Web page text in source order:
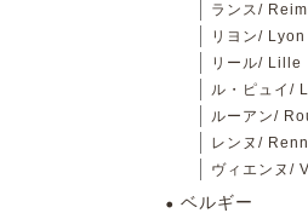
ランス/
リヨン/ Lyon
リール/ Lille
ル・ピュイ/
ルーアン/
レンヌ/
ヴィエンヌ/
ベルギー